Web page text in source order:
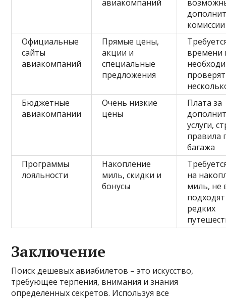
авиакомпаний
комиссии
Официальные
сайты
авиакомпаний
Прямые цены,
акции и
специальные
предложения
времени
Бюджетные
авиакомпании
Очень низкие
цены
Плата за
услуги,
правила
багажа
Программы
лояльности
Накопление
миль, скидки и
бонусы
на
миль, не
редких
Заключение
Поиск дешевых авиабилетов – это искусство,
требующее терпения, внимания и знания
определенных секретов. Используя все